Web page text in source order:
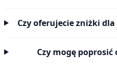
Czy oferujecie zniżki
Czy mogę